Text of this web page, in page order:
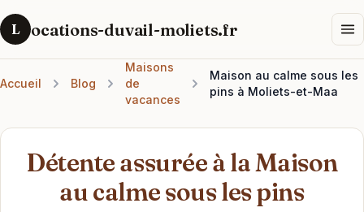
L ocations-duvail-moliets.fr
Accueil Blog
Maisons
de
vacances
Maison au calme sous les
pins à Moliets-et-Maa
Détente assurée à la Maison
au calme sous les pins